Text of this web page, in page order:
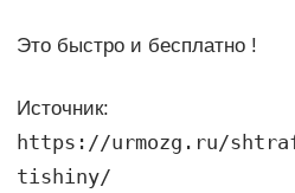
Это быстро и бесплатно !
Источник:
https://urmozg.ru/
tishiny/